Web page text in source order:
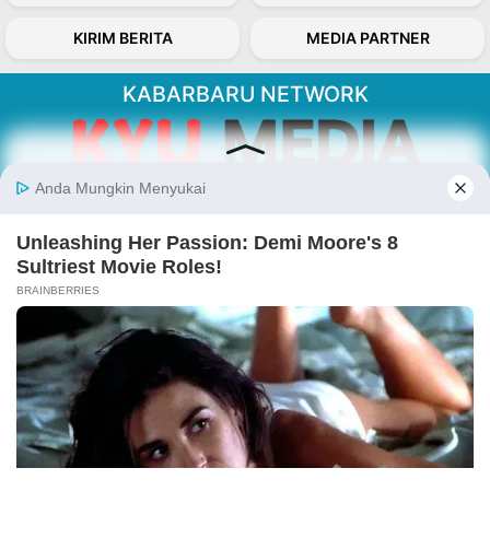
KIRIM BERITA MEDIA PARTNER
KABARBARU NETWORK
Kabarbaru.co menyajikan berita aktual dan
Follow Kabarbaru